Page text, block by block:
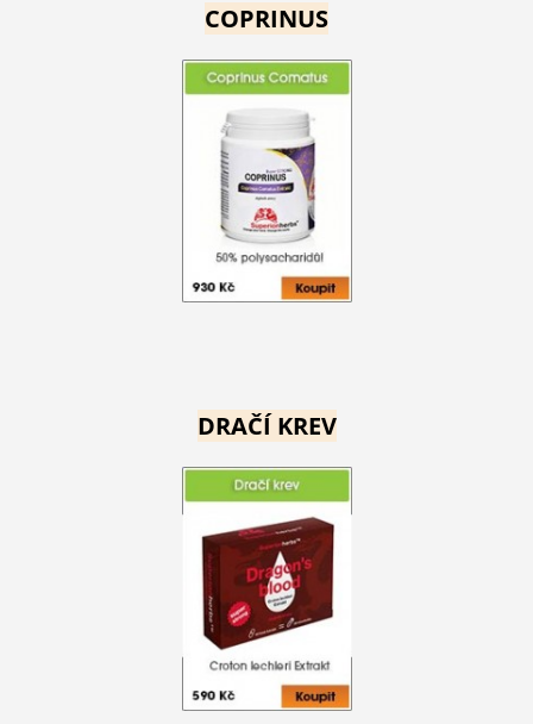
COPRINUS
DRAČÍ KREV